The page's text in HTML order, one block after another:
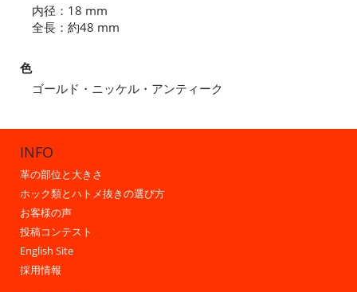
内径：18 mm
全長：約48 mm
色
ゴールド・ニッケル・アンティーク
INFO
革の部位と大きさ
ホック類とハトメ抜きの選び方
お客様の声
投稿コンテスト
English Site
採用情報